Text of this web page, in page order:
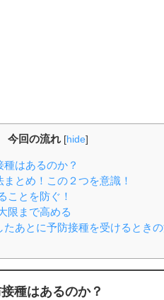
今回の流れ [hide]
はあるのか？
とめ！この２つを意識！
ことを防ぐ！
限まで高める
あとに予防接種を受けるときの
種はあるのか？